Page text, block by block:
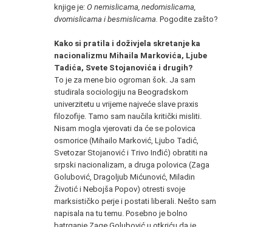
knjige je: O nemislicama, nedomislicama,
dvomislicama i besmislicama. Pogodite zašto?
Kako si pratila i doživjela skretanje ka
nacionalizmu Mihaila Markovića, Ljube
Tadića, Svete Stojanovića i drugih?
To je za mene bio ogroman šok. Ja sam
studirala sociologiju na Beogradskom
univerzitetu u vrijeme najveće slave praxis
filozofije. Tamo sam naučila kritički misliti.
Nisam mogla vjerovati da će se polovica
osmorice (Mihailo Marković, Ljubo Tadić,
Svetozar Stojanović i Trivo Inđić) obratiti na
srpski nacionalizam, a druga polovica (Zaga
Golubović, Dragoljub Mićunović, Miladin
Životić i Nebojša Popov) otresti svoje
marksističko perje i postati liberali. Nešto sam
napisala na tu temu. Posebno je bolno